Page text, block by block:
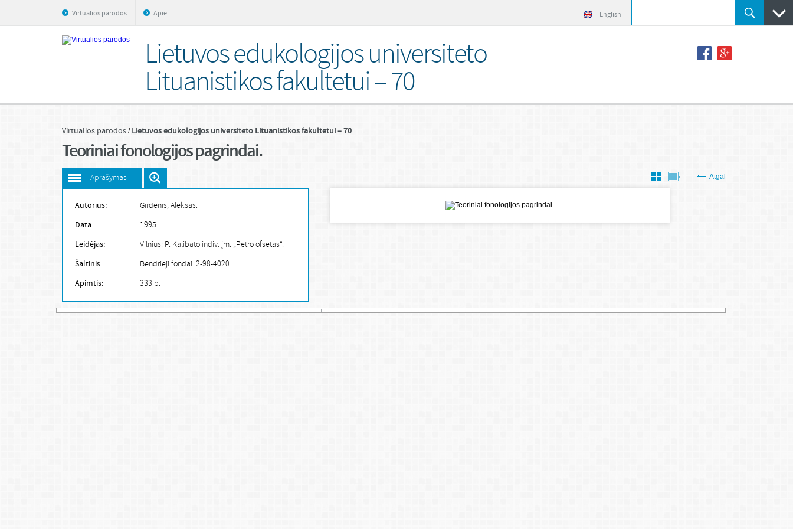
English
Virtualios parodos Apie
Lietuvos edukologijos universiteto
Lituanistikos fakultetui – 70
Virtualios parodos Lietuvos edukologijos universiteto Lituanistikos fakultetui – 70
Teoriniai fonologijos pagrindai.
Aprašymas Atgal
Autorius: Girdenis, Aleksas.
Data: 1995.
Leidėjas: Vilnius: P. Kalibato indiv. įm. „Petro ofsetas“.
Šaltinis: Bendrieji fondai: 2-98-4020.
Apimtis: 333 p.